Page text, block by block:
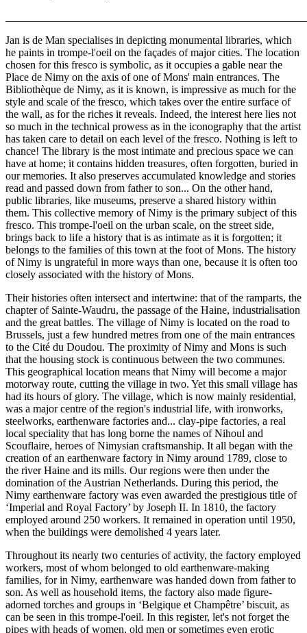
Jan is de Man specialises in depicting monumental libraries, which
he paints in trompe-l'oeil on the façades of major cities. The location
chosen for this fresco is symbolic, as it occupies a gable near the
Place de Nimy on the axis of one of Mons' main entrances. The
Bibliothèque de Nimy, as it is known, is impressive as much for the
style and scale of the fresco, which takes over the entire surface of
the wall, as for the riches it reveals. Indeed, the interest here lies not
so much in the technical prowess as in the iconography that the artist
has taken care to detail on each level of the fresco. Nothing is left to
chance! The library is the most intimate and precious space we can
have at home; it contains hidden treasures, often forgotten, buried in
our memories. It also preserves accumulated knowledge and stories
read and passed down from father to son... On the other hand,
public libraries, like museums, preserve a shared history within
them. This collective memory of Nimy is the primary subject of this
fresco. This trompe-l'oeil on the urban scale, on the street side,
brings back to life a history that is as intimate as it is forgotten; it
belongs to the families of this town at the foot of Mons. The history
of Nimy is ungrateful in more ways than one, because it is often too
closely associated with the history of Mons.
Their histories often intersect and intertwine: that of the ramparts, the
chapter of Sainte-Waudru, the passage of the Haine, industrialisation
and the great battles. The village of Nimy is located on the road to
Brussels, just a few hundred metres from one of the main entrances
to the Cité du Doudou. The proximity of Nimy and Mons is such
that the housing stock is continuous between the two communes.
This geographical location means that Nimy will become a major
motorway route, cutting the village in two. Yet this small village has
had its hours of glory. The village, which is now mainly residential,
was a major centre of the region's industrial life, with ironworks,
steelworks, earthenware factories and... clay-pipe factories, a real
local speciality that has long borne the names of Nihoul and
Scouflaire, heroes of Nimysian craftsmanship. It all began with the
creation of an earthenware factory in Nimy around 1789, close to
the river Haine and its mills. Our regions were then under the
domination of the Austrian Netherlands. During this period, the
Nimy earthenware factory was even awarded the prestigious title of
‘Imperial and Royal Factory’ by Joseph II. In 1810, the factory
employed around 250 workers. It remained in operation until 1950,
when the buildings were demolished 4 years later.
Throughout its nearly two centuries of activity, the factory employed
workers, most of whom belonged to old earthenware-making
families, for in Nimy, earthenware was handed down from father to
son. As well as household items, the factory also made figure-
adorned torches and groups in ‘Belgique et Champêtre’ biscuit, as
can be seen in this trompe-l'oeil. In this register, let's not forget the
pipes with heads of women, old men or sometimes even erotic